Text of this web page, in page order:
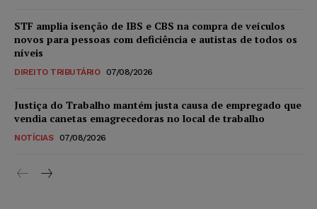
STF amplia isenção de IBS e CBS na compra de veículos
novos para pessoas com deficiência e autistas de todos os
níveis
DIREITO TRIBUTÁRIO 07/08/2026
Justiça do Trabalho mantém justa causa de empregado que
vendia canetas emagrecedoras no local de trabalho
NOTÍCIAS 07/08/2026